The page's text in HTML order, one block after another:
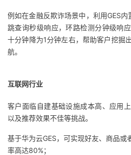
例如在金融反欺诈场景中，利用GES
跳查询秒级响应，环路检测分钟级响
十分钟降为1分钟左右，帮助客户挖掘
航。
互联网行业
客户面临自建基础设施成本高、应用
以及推荐效果不佳等挑战。
基于华为云GES，可实现好友、商品或
率高达80%；